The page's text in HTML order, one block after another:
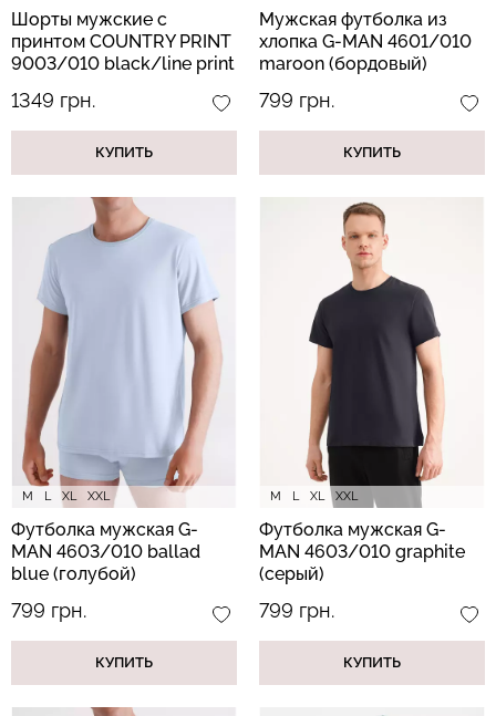
Шорты мужские с
принтом COUNTRY PRINT
9003/010 black/line print
1349 грн.
КУПИТЬ
Мужская футболка из
хлопка G-MAN 4601/010
maroon (бордовый)
799 грн.
КУПИТЬ
M L XL XXL
Футболка мужская G-
MAN 4603/010 ballad
blue (голубой)
799 грн.
КУПИТЬ
M L XL XXL
Футболка мужская G-
MAN 4603/010 graphite
(серый)
799 грн.
КУПИТЬ
Бесшовные стринги
STRING BRIEFS (черный)
Giulia
179 грн.
Бесшовный топ с легкой
коррекцией BRA
SHAPEWEAR nude
(бежевый) Giulia
489 грн. 699 грн.